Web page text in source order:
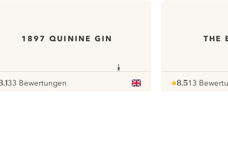
1897 QUININE GIN
33 Bewertungen
THE
8.513